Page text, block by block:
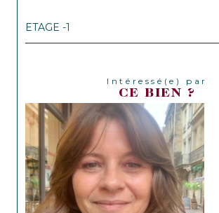
ETAGE -1
Intéressé(e) par
CE BIEN ?